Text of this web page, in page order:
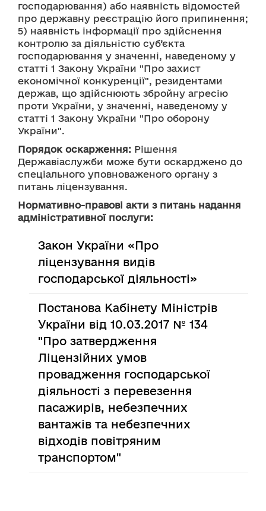
господарювання) або наявність відомостей
5) наявність інформації про здійснення
контролю за діяльністю суб’єкта
господарювання у значенні, наведеному у
статті 1 Закону України "Про захист
економічної конкуренції", резидентами
держав, що здійснюють збройну агресію
проти України, у значенні, наведеному у
статті 1 Закону України "Про оборону
України".
Порядок оскарження: Рішення
Державіаслужби може бути оскарджено до
спеціального уповноваженого органу з
питань ліцензування.
Нормативно-правові акти з питань надання
адміністративної послуги:
Закон України «Про
ліцензування видів
господарської діяльності»
Постанова Кабінету Міністрів
України від 10.03.2017 № 134
"Про затвердження
Ліцензійних умов
провадження господарської
діяльності з перевезення
пасажирів, небезпечних
вантажів та небезпечних
відходів повітряним
транспортом"